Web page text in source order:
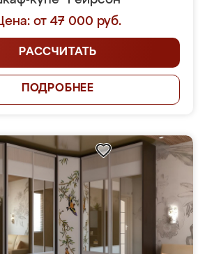
от 47 000 руб.
РАССЧИТАТЬ
ПОДРОБНЕЕ